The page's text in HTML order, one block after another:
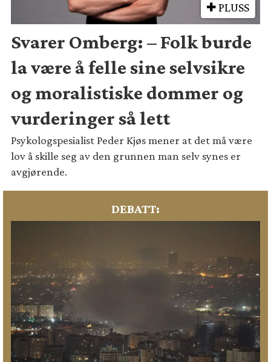
PLUSS
Svarer Omberg: – Folk burde
la være å felle sine selvsikre
og moralistiske dommer og
vurderinger så lett
Psykologspesialist Peder Kjøs mener at det må være
lov å skille seg av den grunnen man selv synes er
avgjørende.
DEBATT: